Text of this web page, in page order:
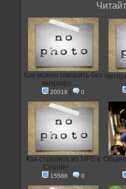
Как можно говорить без
микрофо...
20018 | 0
Как стрелять из MP5 в
Counter ...
15588 | 0